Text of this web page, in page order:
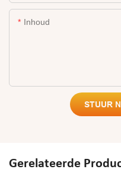
Inhoud
STUUR
Gerelateerde